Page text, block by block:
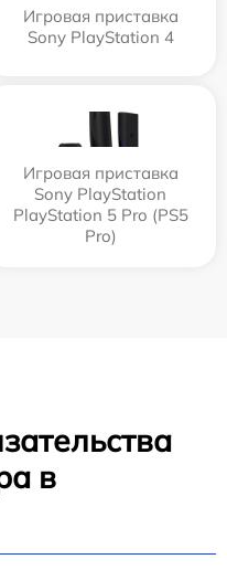
Игровая приставка
Sony PlayStation 4
Игровая приставка
Sony PlayStation
PlayStation 5 Pro (PS5
Pro)
в